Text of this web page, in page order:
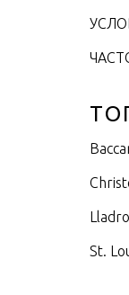
Lladro
St.